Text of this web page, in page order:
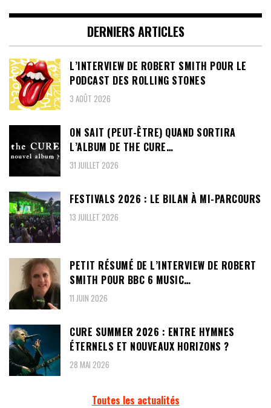
DERNIERS ARTICLES
L’INTERVIEW DE ROBERT SMITH POUR LE
PODCAST DES ROLLING STONES
3 AOÛT 2026
ON SAIT (PEUT-ÊTRE) QUAND SORTIRA
L’ALBUM DE THE CURE…
31 JUILLET 2026
FESTIVALS 2026 : LE BILAN À MI-PARCOURS
13 JUILLET 2026
PETIT RÉSUMÉ DE L’INTERVIEW DE ROBERT
SMITH POUR BBC 6 MUSIC…
11 JUIN 2026
CURE SUMMER 2026 : ENTRE HYMNES
ÉTERNELS ET NOUVEAUX HORIZONS ?
28 MAI 2026
Toutes les actualités